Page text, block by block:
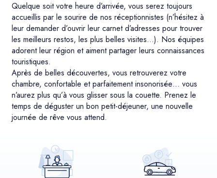
Quelque soit votre heure d’arrivée, vous serez toujours
accueillis par le sourire de nos réceptionnistes (n’hésitez à
leur demander d’ouvrir leur carnet d’adresses pour trouver
les meilleurs restos, les plus belles visites…). Nos équipes
adorent leur région et aiment partager leurs connaissances
touristiques.
Après de belles découvertes, vous retrouverez votre
chambre, confortable et parfaitement insonorisée… vous
n’aurez plus qu’à vous glisser sous la couette. Prenez le
temps de déguster un bon petit-déjeuner, une nouvelle
journée de rêve vous attend.